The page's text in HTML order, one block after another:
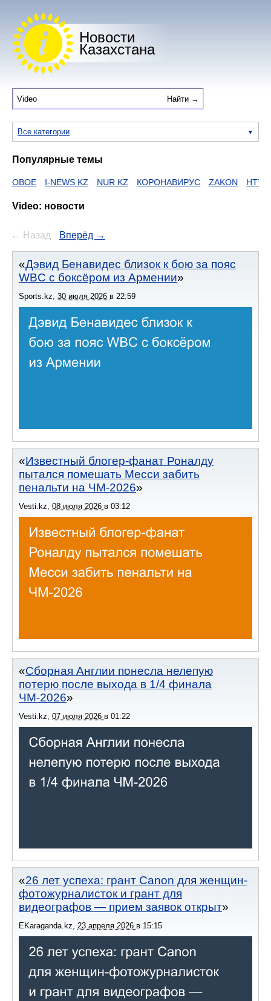
Новости
Казахстана
Все категории
Популярные темы
NEWS KZ NUR KZ КОРОНАВИРУС ZAKON HTTPS ЕГОВ
Video: новости
← Назад Вперёд →
Дэвид Бенавидес близок к бою за пояс
WBC с боксёром из Армении
Sports.kz, 30 июля 2026 в 22:59
Известный блогер-фанат Роналду
пытался помешать Месси забить
пенальти на ЧМ-2026
Vesti.kz 08 июля 2026 в 03:12
Сборная Англии понесла нелепую
потерю после выхода в 1/4 финала
ЧМ-2026
Vesti.kz 07 июля 2026 в 01:22
26 лет успеха: грант Canon для женщин-
фотожурналисток и грант для
видеографов — прием заявок открыт
EKaraganda.kz, 23 апреля 2026 в 15:15